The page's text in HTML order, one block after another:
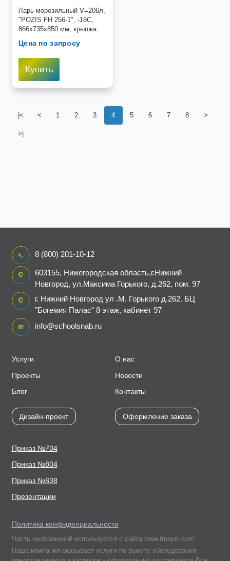
Ларь морозильный V=206л,
"POZIS FH 256-1", -18С,
866х735х850 мм, крышка
Цена по запросу
Купить
|< < 1 2 3 4 5 6 7 8 >
>|
Услуги
Проекты
Блог
Дизайн-проект
О нас
Новости
Контакты
Оформление заказа
Приказ №704
Приказ №804
Приказ №838
Презентации
8 (800) 201-10-12
603155, Нижегородская область,г.Нижний
Новгород, ул.Максима Горького, д.262, пом. 97
г. Нижний Новгород ул .М. Горького д.262. БЦ
"Богемия Палас" 8 этаж, кабинет 97
info@schoolsnab.ru
Политика конфиденциальности
Часть изображений используется с сайта www.freepik.com
Наша компания оказывает услуги по выкупу оборудования